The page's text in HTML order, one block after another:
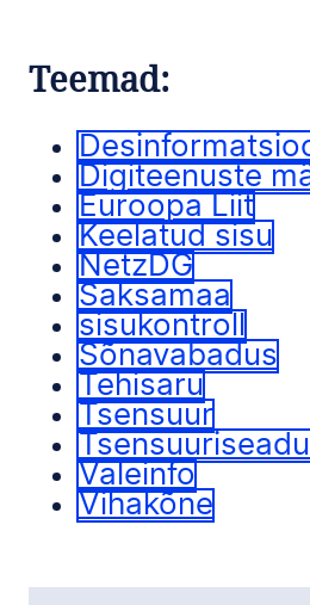
Teemad:
Digiteenuste
Euroopa Liit
Keelatud sisu
NetzDG
Saksamaa
sisukontroll
Sõnavabadus
Tehisaru
Tsensuur
Valeinfo
Vihakõne